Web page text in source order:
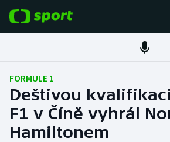
Fotbal
Hokej
Tenis
FORMULE 1
Deštivou
F1 v Číně vyhrál
Hamiltonem